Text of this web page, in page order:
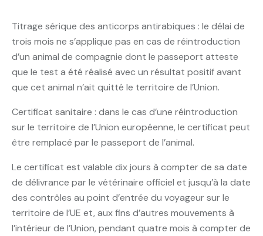
Titrage sérique des anticorps antirabiques : le délai de
trois mois ne s’applique pas en cas de réintroduction
d’un animal de compagnie dont le passeport atteste
que le test a été réalisé avec un résultat positif avant
que cet animal n’ait quitté le territoire de l’Union.
Certificat sanitaire : dans le cas d’une réintroduction
sur le territoire de l’Union européenne, le certificat peut
être remplacé par le passeport de l’animal.
Le certificat est valable dix jours à compter de sa date
de délivrance par le vétérinaire officiel et jusqu’à la date
des contrôles au point d’entrée du voyageur sur le
territoire de l’UE et, aux fins d’autres mouvements à
l’intérieur de l’Union, pendant quatre mois à compter de